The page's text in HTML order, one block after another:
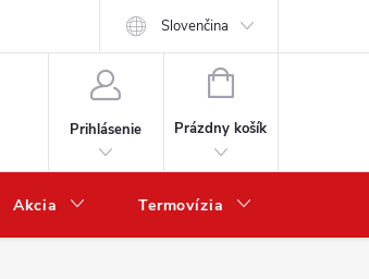
Slovenčina
Prihlásenie
NÁKUPNÝ
Prázdny košík
Akcia Termovízia